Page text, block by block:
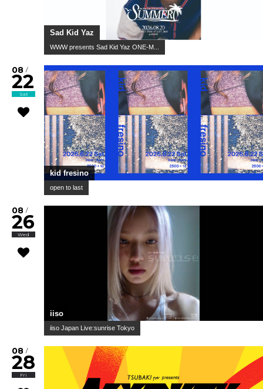
Sad Kid Yaz
WWW presents Sad Kid Yaz ONE-M...
08 /
22
Sat
kid fresino
open to last
08 /
26
Wed
iiso
iiso Japan Live:sunrise Tokyo
08 /
28
Fri